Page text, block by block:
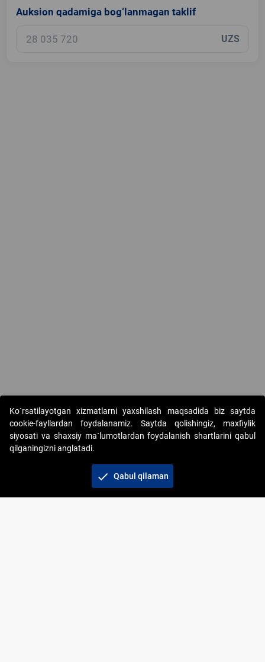
Auksion qadamiga bog‘lanmagan taklif
UZS
Copyright © 2017-2026. "Elektron onlayn-auksionlarni
tashkil etish" AJ. Barcha huquqlar himoyalangan
Ko`rsatilayotgan xizmatlarni yaxshilash maqsadida biz saytda
cookie-fayllardan foydalanamiz. Saytda qolishingiz, maxfiylik
siyosati va shaxsiy ma`lumotlardan foydalanish shartlarini qabul
qilganingizni anglatadi.
check Qabul qilaman